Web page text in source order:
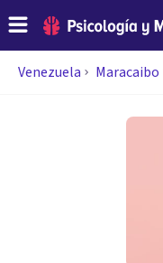
Venezuela Maracaibo